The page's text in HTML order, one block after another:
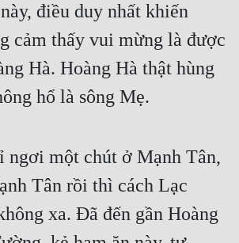
điều duy nhất khiến
cảm thấy vui mừng là được
Hà. Hoàng Hà thật hùng
hổ là sông Mẹ.
ngơi một chút ở Mạnh Tân,
Tân rồi thì cách Lạc
xa. Đã đến gần Hoàng